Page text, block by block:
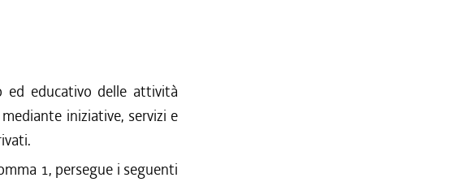
ed educativo delle attività
iniziative, servizi e
1, persegue i seguenti